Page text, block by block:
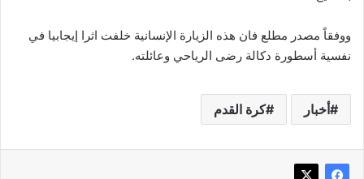
ووفقاً مصدر مطلع فان هذه الزيارة الإنسانية خلفت اثرا إيجابيا في
نفسية أسطورة دكالة رضى الرياحي وعائلته.
أخبار كرة القدم